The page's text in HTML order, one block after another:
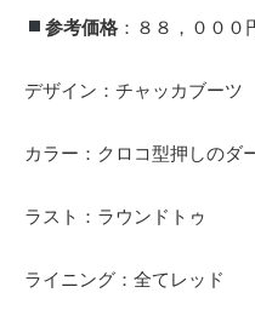
参考価格 ：８８，０００
デザイン：チャッカブーツ
カラー：クロコ型押しの
ラスト：ラウンドトゥ
ライニング：全てレッド